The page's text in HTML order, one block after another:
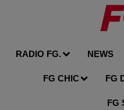
RADIO FG. NEWS
FG CHIC FG
FG